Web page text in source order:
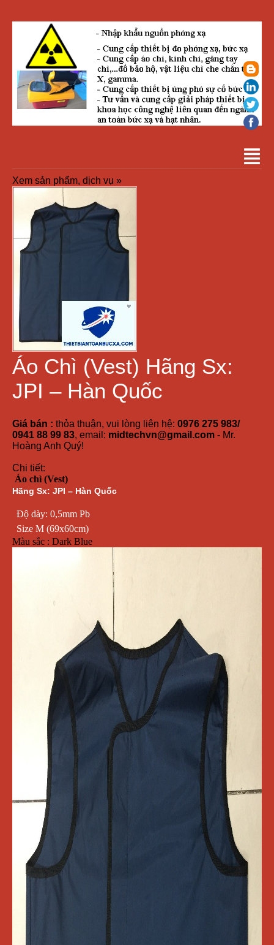
Xem sản phẩm, dịch vụ »
Áo Chì (Vest) Hãng Sx:
JPI – Hàn Quốc
Giá bán : thỏa thuận, vui lòng liên hệ: 0976 275 983/
0941 88 99 83, email: midtechvn@gmail.com - Mr.
Hoàng Anh Quý!
Chi tiết:
Áo chì (Vest)
Hãng Sx: JPI – Hàn Quốc
Độ dày: 0,5mm Pb
Size M (69x60cm)
Màu sắc : Dark Blue